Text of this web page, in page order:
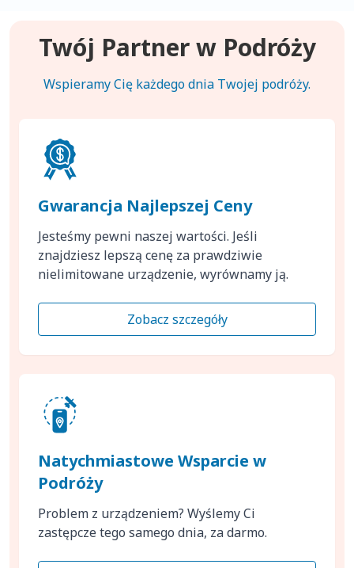
Twój Partner w Podróży
Wspieramy Cię każdego dnia Twojej podróży.
Gwarancja Najlepszej Ceny
Jesteśmy pewni naszej wartości. Jeśli
znajdziesz lepszą cenę za prawdziwie
nielimitowane urządzenie, wyrównamy ją.
Zobacz szczegóły
Natychmiastowe Wsparcie w
Podróży
Problem z urządzeniem? Wyślemy Ci
zastępcze tego samego dnia, za darmo.